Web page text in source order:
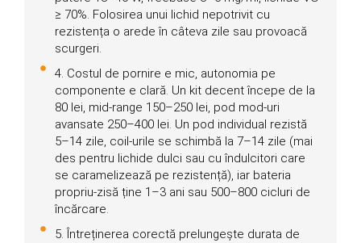
≥ 70%. Folosirea unui lichid nepotrivit cu
rezistența o arede în câteva zile sau provoacă
scurgeri.
4. Costul de pornire e mic, autonomia pe
componente e clară. Un kit decent începe de la
80 lei, mid-range 150–250 lei, pod mod-uri
avansate 250–400 lei. Un pod individual rezistă
5–14 zile, coil-urile se schimbă la 7–14 zile (mai
des pentru lichide dulci sau cu îndulcitori care
se caramelizează pe rezistență), iar bateria
propriu-zisă ține 1–3 ani sau 500–800 cicluri de
încărcare.
5. Întreținerea corectă prelungește durata de